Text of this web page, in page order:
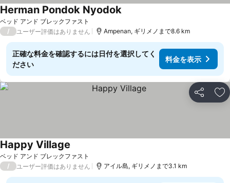
ベッド アンド ブレックファスト
Herman Pondok Nyodok料金を表示
/ ユーザー評価はありません Ampenan, ギリメノまで8.6 km
正確な料金を確認するには日付を選択してく
ださい
料金を表示
シェア お
ベッド アンド ブレックファスト
Happy Village
/ ユーザー評価はありません アイル島, ギリメノまで3.1 km